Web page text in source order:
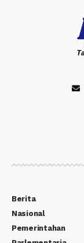
Berita
Nasional
Pemerintahan